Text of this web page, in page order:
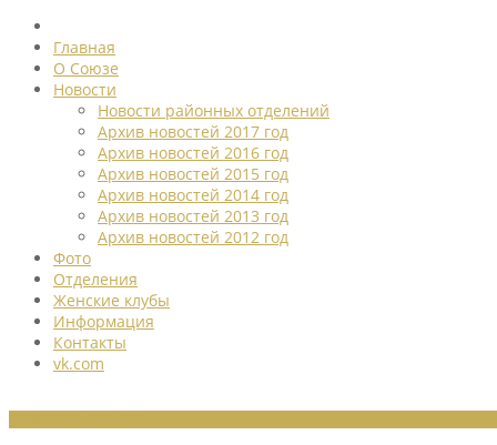
Главная
О Союзе
Новости
Новости районных отделений
Архив новостей 2017 год
Архив новостей 2016 год
Архив новостей 2015 год
Архив новостей 2014 год
Архив новостей 2013 год
Архив новостей 2012 год
Фото
Отделения
Женские клубы
Информация
Контакты
vk.com